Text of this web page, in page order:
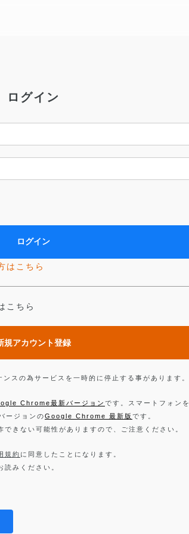
ログイン
はこちら
こちら
規アカウント登録
スの為サービスを一時的に停止する事があります。
Chrome最新バージョン です。スマートフォンを
ージョンのGoogle Chrome 最新版 です。
できない可能性がありますので、ご注意ください。
規約 に同意したことになります。
読みください。